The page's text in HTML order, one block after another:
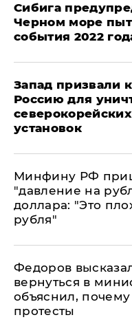
Сибига
Черном море
события 2022
Запад призвали
Россию для
установок
Минфину РФ
"давление на
доллара: "Это
рубля"
Федоров
вернуться в
объяснил,
протесты